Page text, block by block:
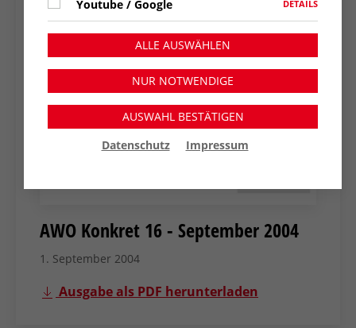
AWO Konkret 16 - September 2004
1. September 2004
Ausgabe als PDF herunterladen
Youtube / Google DETAILS
ALLE AUSWÄHLEN
NUR NOTWENDIGE
AUSWAHL BESTÄTIGEN
Datenschutz
Impressum